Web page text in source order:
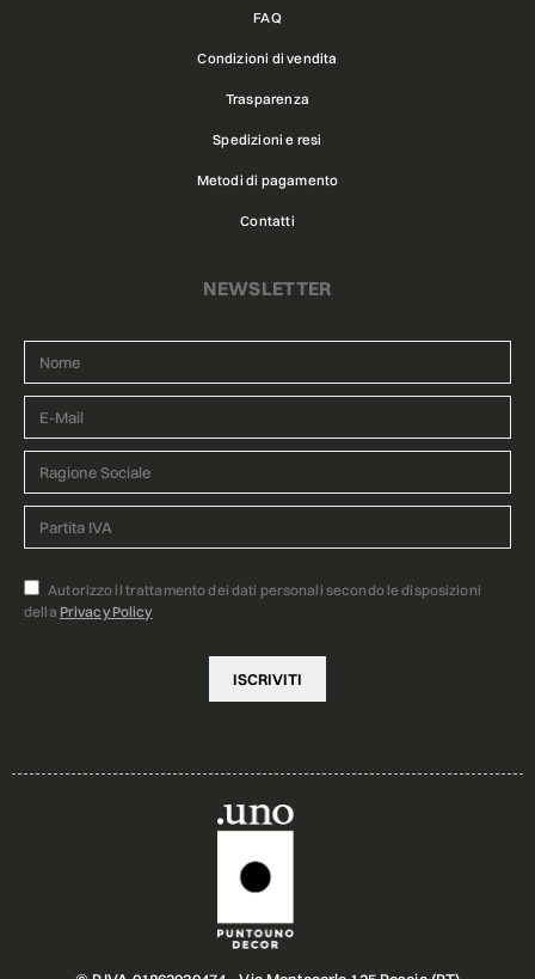
FAQ
Condizioni di vendita
Trasparenza
Spedizioni e resi
Metodi di pagamento
Contatti
NEWSLETTER
Autorizzo il trattamento dei dati personali secondo le disposizioni
della Privacy Policy